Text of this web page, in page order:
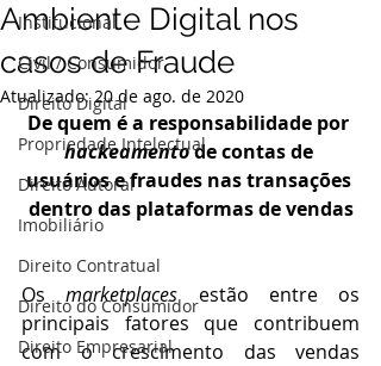
Institucional
Civil / Consumidor
Direito Digital
Propriedade Intelectual
Direito Autoral
Imobiliário
Direito Contratual
Direito do Consumidor
Direito Empresarial
Ambiente Digital nos
casos de Fraude
Atualizado:20 de ago. de 2020
De quem é a responsabilidade por
hackeamento de contas de
usuários e fraudes nas transações
dentro das plataformas de vendas
Os marketplaces estão entre os
principais fatores que contribuem
com o crescimento das vendas